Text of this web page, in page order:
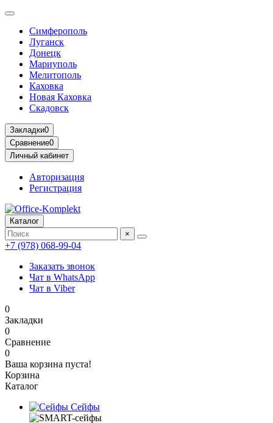
Симферополь
Луганск
Донецк
Мариуполь
Мелитополь
Каховка
Новая Каховка
Скадовск
Закладки0
Сравнение0
Личный кабинет
Авторизация
Регистрация
Каталог
×
+7 (978) 068-99-04
Заказать звонок
Чат в WhatsApp
Чат в Viber
0
Закладки
0
Сравнение
0
Ваша корзина пуста!
Корзина
Каталог
Сейфы